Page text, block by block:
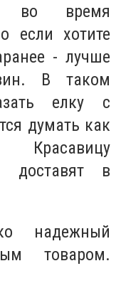
во время
если хотите
- лучше
В таком
елку с
думать как
доставят в
надежный
товаром.